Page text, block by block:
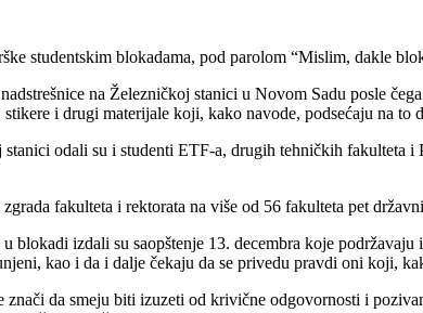
studentskim blokadama, pod parolom “Mislim, dakle
na Železničkoj stanici u Novom Sadu posle
i drugi materijale koji, kako navode, podsećaju na
stanici odali su i studenti ETF-a, drugih tehničkih
fakulteta i rektorata na više od 56 fakulteta pet
blokadi izdali su saopštenje 13. decembra koje
kao i da i dalje čekaju da se privedu pravdi oni koji,
da smeju biti izuzeti od krivične odgovornosti i